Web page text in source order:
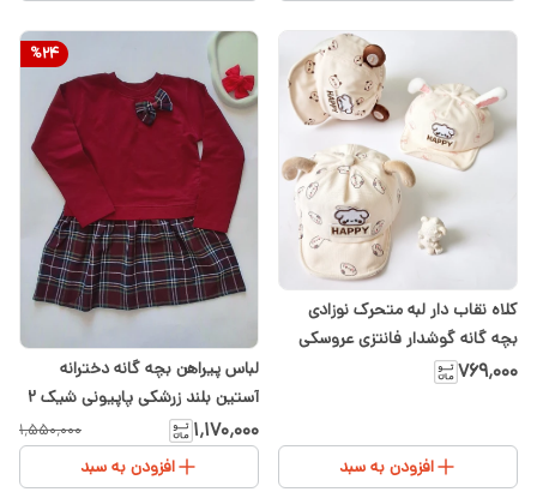
کلاه نقاب دار لبه متحرک نوزادی
بچه گانه گوشدار فانتزی عروسکی
۶ماه تا ۲سال
۷۶۹٬۰۰۰
افزودن به سبد
%24
لباس پیراهن بچه گانه دخترانه
آستین بلند زرشکی پاپیونی شیک ۲
تا ۸سال
۱٬۱۷۰٬۰۰۰ ۱٬۵۵۰٬۰۰۰
افزودن به سبد